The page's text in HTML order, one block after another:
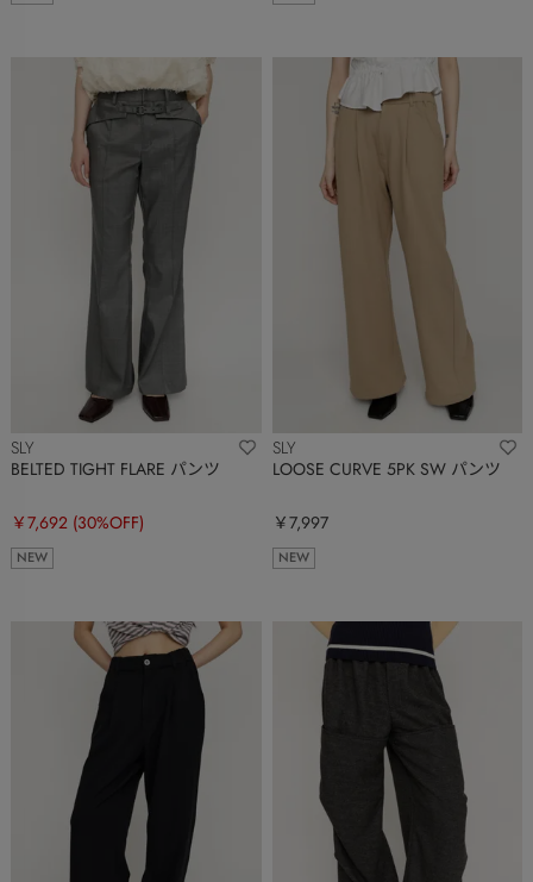
SLY
BELTED TIGHT FLARE パンツ
￥7,692 (30%OFF)
NEW
SLY
LOOSE CURVE 5PK SW パンツ
￥7,997
NEW